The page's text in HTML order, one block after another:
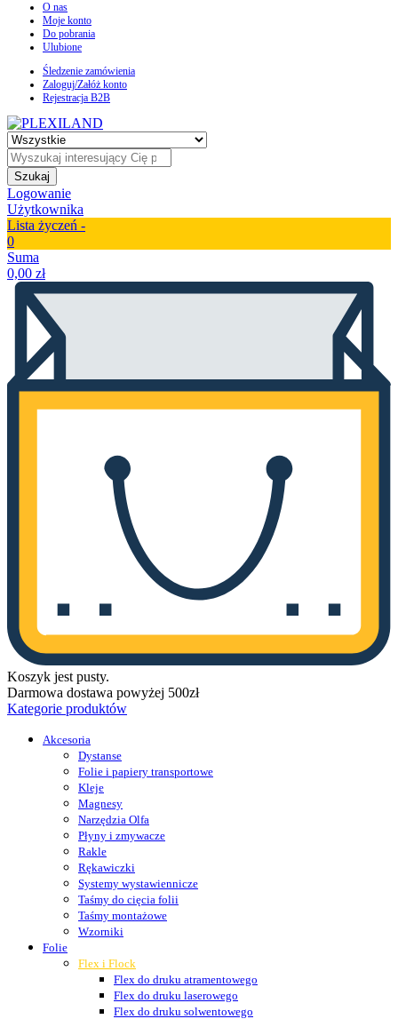
O nas
Moje konto
Do pobrania
Ulubione
Śledzenie zamówienia
Zaloguj/Załóż konto
Rejestracja B2B
Szukaj
Logowanie
Użytkownika
Lista życzeń -
0
Suma
0,00 zł
Koszyk jest pusty.
Darmowa dostawa powyżej 500zł
Kategorie produktów
Akcesoria
Dystanse
Folie i papiery transportowe
Kleje
Magnesy
Narzędzia Olfa
Płyny i zmywacze
Rakle
Rękawiczki
Systemy wystawiennicze
Taśmy do cięcia folii
Taśmy montażowe
Wzorniki
Folie
Flex i Flock
Flex do druku atramentowego
Flex do druku laserowego
Flex do druku solwentowego